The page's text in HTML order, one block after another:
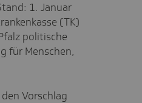
1. Januar
(TK)
politische
für Menschen,
Vorschlag